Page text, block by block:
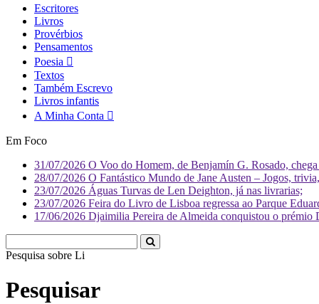
Escritores
Livros
Provérbios
Pensamentos
Poesia
Textos
Também Escrevo
Livros infantis
A Minha Conta
Em Foco
31/07/2026 O Voo do Homem, de Benjamín G. Rosado,
28/07/2026 O Fantástico Mundo de Jane Austen – Jogos,
23/07/2026 Águas Turvas de Len Deighton, já nas livrarias;
23/07/2026 Feira do Livro de Lisboa regressa ao Parque
17/06/2026 Djaimilia Pereira de Almeida conquistou o
Pesquisa sobre Literatura
Pesquisar